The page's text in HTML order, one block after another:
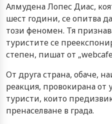
Алмудена Лопес Диас,
шест години, се опитва
този феномен. Тя
туристите се
степен, пишат от
От друга страна, обаче,
реакция, провокирана от
туристи, които
пренаселване в града.